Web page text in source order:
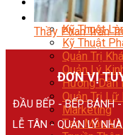
Kỹ Thuật
Kỹ Thuật
Kỹ Thuật
Quản Trị
Quản Lý
Hướng Dẫn
Quản Trị Lữ
Marketing
Tạo Mẫu
Thầy Phan Trần
ĐƠN VỊ
ĐẦU BẾP - BẾP BÁNH
LỄ TÂN - QUẢN LÝ